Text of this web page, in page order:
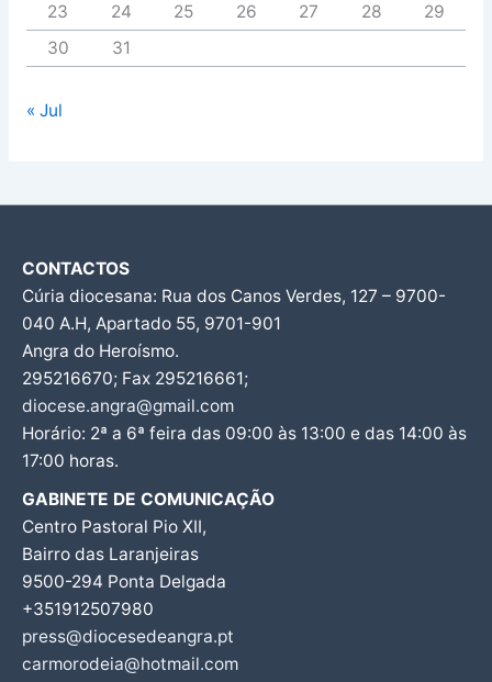
23
24 25 26 27 28
29
30
31
« Jul
CONTACTOS
Cúria diocesana: Rua dos Canos Verdes, 127 – 9700-
040 A.H, Apartado 55, 9701-901
Angra do Heroísmo.
295216670; Fax 295216661;
diocese.angra@gmail.com
Horário: 2ª a 6ª feira das 09:00 às 13:00 e das 14:00 às
17:00 horas.
GABINETE DE COMUNICAÇÃO
Centro Pastoral Pio XII,
Bairro das Laranjeiras
9500-294 Ponta Delgada
+351912507980
press@diocesedeangra.pt
carmorodeia@hotmail.com